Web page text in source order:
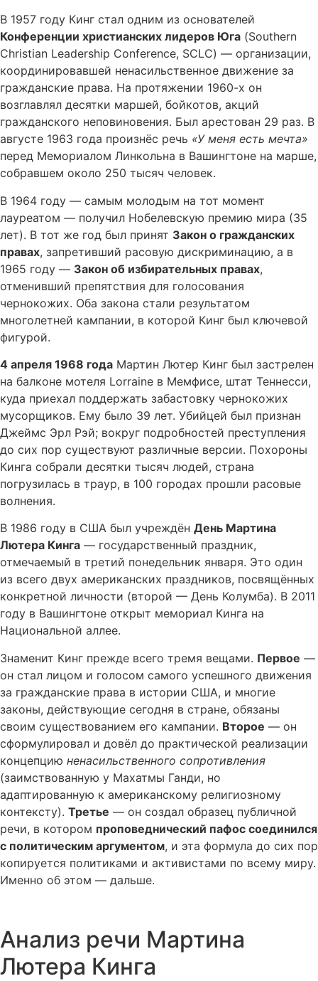
В 1957 году Кинг стал одним из основателей
Конференции христианских лидеров Юга (Southern
Christian Leadership Conference, SCLC) — организации,
координировавшей ненасильственное движение за
гражданские права. На протяжении 1960-х он
возглавлял десятки маршей, бойкотов, акций
гражданского неповиновения. Был арестован 29 раз. В
августе 1963 года произнёс речь «У меня есть мечта»
перед Мемориалом Линкольна в Вашингтоне на марше,
собравшем около 250 тысяч человек.
В 1964 году — самым молодым на тот момент
лауреатом — получил Нобелевскую премию мира (35
лет). В тот же год был принят Закон о гражданских
правах, запретивший расовую дискриминацию, а в
1965 году — Закон об избирательных правах,
отменивший препятствия для голосования
чернокожих. Оба закона стали результатом
многолетней кампании, в которой Кинг был ключевой
фигурой.
4 апреля 1968 года Мартин Лютер Кинг был застрелен
на балконе мотеля Lorraine в Мемфисе, штат Теннесси,
куда приехал поддержать забастовку чернокожих
мусорщиков. Ему было 39 лет. Убийцей был признан
Джеймс Эрл Рэй; вокруг подробностей преступления
до сих пор существуют различные версии. Похороны
Кинга собрали десятки тысяч людей, страна
погрузилась в траур, в 100 городах прошли расовые
волнения.
В 1986 году в США был учреждён День Мартина
Лютера Кинга — государственный праздник,
отмечаемый в третий понедельник января. Это один
из всего двух американских праздников, посвящённых
конкретной личности (второй — День Колумба). В 2011
году в Вашингтоне открыт мемориал Кинга на
Национальной аллее.
Знаменит Кинг прежде всего тремя вещами. Первое —
он стал лицом и голосом самого успешного движения
за гражданские права в истории США, и многие
законы, действующие сегодня в стране, обязаны
своим существованием его кампании. Второе — он
сформулировал и довёл до практической реализации
концепцию ненасильственного сопротивления
(заимствованную у Махатмы Ганди, но
адаптированную к американскому религиозному
контексту). Третье — он создал образец публичной
речи, в котором проповеднический пафос соединился
с политическим аргументом, и эта формула до сих пор
копируется политиками и активистами по всему миру.
Именно об этом — дальше.
Анализ речи Мартина
Лютера Кинга